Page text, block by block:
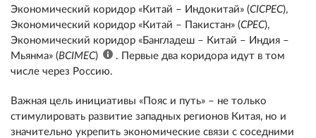
Экономический коридор «Китай – Индокитай» (CICPEC),
Экономический коридор «Китай – Пакистан» (CPEC),
Экономический коридор «Бангладеш – Китай – Индия –
Мьянма» (BCIMEC)
. Первые два коридора идут в том
числе через Россию.
Важная цель инициативы «Пояс и путь» – не только
стимулировать развитие западных регионов Китая, но и
значительно укрепить экономические связи с соседними